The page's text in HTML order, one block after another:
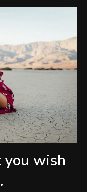
you wish